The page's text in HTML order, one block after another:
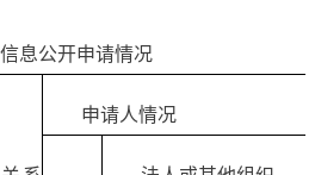
息公开申请情况
申请人情况